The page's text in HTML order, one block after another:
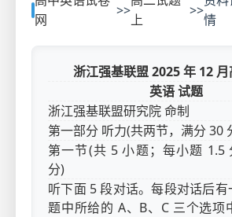
网
>>
上
>>
情
浙江强基联盟 2025 年 12
英语 试题
浙江强基联盟研究院 命制
第一部分 听力(共两节，满分 30
第一节(共 5 小题；每小题 1.5
分)
听下面 5 段对话。每段对话后
题中所给的 A、B、C 三个选项